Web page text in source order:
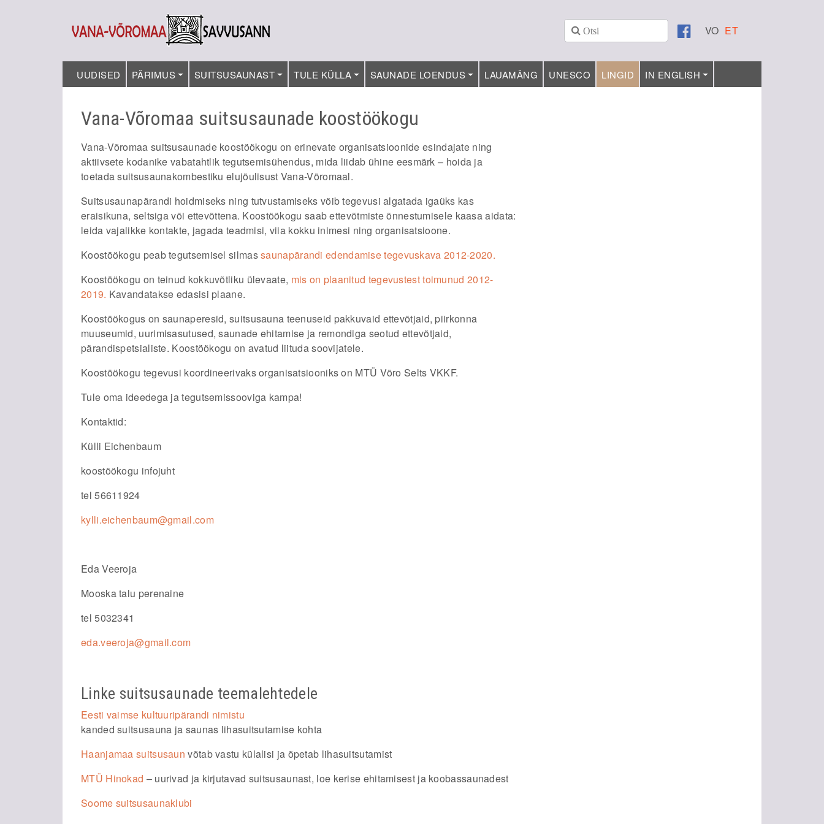
VO ET
UUDISED PÄRIMUS SUITSUSAUNAST TULE KÜLLA SAUNADE LOENDUS LAUAMÄNG UNESCO LINGID IN ENGLISH
Vana-Võromaa suitsusaunade koostöökogu
Vana-Võromaa suitsusaunade koostöökogu on erinevate organisatsioonide esindajate ning
aktiivsete kodanike vabatahtlik tegutsemisühendus, mida liidab ühine eesmärk – hoida ja
toetada suitsusaunakombestiku elujõulisust Vana-Võromaal.
Suitsusaunapärandi hoidmiseks ning tutvustamiseks võib tegevusi algatada igaüks kas
eraisikuna, seltsiga või ettevõttena. Koostöökogu saab ettevõtmiste õnnestumisele kaasa aidata:
leida vajalikke kontakte, jagada teadmisi, viia kokku inimesi ning organisatsioone.
Koostöökogu peab tegutsemisel silmassaunapärandi edendamise tegevuskava 2012-2020.
Koostöökogu on teinud kokkuvõtliku ülevaate, mis on plaanitud tegevustest toimunud 2012-
2019. Kavandatakse edasisi plaane.
Koostöökogus on saunaperesid, suitsusauna teenuseid pakkuvaid ettevõtjaid, piirkonna
muuseumid, uurimisasutused, saunade ehitamise ja remondiga seotud ettevõtjaid,
pärandispetsialiste. Koostöökogu on avatud liituda soovijatele.
Koostöökogu tegevusi koordineerivaks organisatsiooniks on MTÜ Võro Selts VKKF.
Tule oma ideedega ja tegutsemissooviga kampa!
Kontaktid:
Külli Eichenbaum
koostöökogu infojuht
tel 56611924
kylli.eichenbaum@gmail.com
Eda Veeroja
Mooska talu perenaine
tel 5032341
eda.veeroja@gmail.com
Linke suitsusaunade teemalehtedele
Eesti vaimse kultuuripärandi nimistu
kanded suitsusauna ja saunas lihasuitsutamise kohta
Haanjamaa suitsusaun võtab vastu külalisi ja õpetab lihasuitsutamist
MTÜ Hinokad – uurivad ja kirjutavad suitsusaunast, loe kerise ehitamisest ja koobassaunadest
Soome suitsusaunaklubi